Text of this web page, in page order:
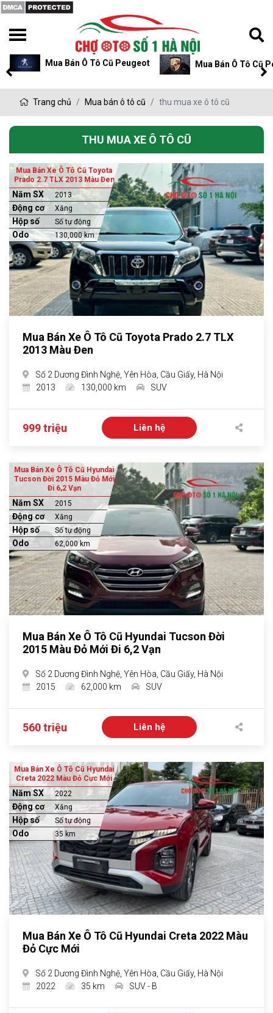
Mua Bán Ô Tô Cũ Peugeot Mua Bán Ô Tô Cũ
Trang chủ Mua bán ô tô cũ thu mua xe ô tô cũ
THU MUA XE Ô TÔ CŨ
Mua Bán Xe Ô Tô Cũ Toyota
Prado 2.7 TLX 2013 Màu Đen
Năm SX 2013
Động cơ Xăng
Hộp số Số tự động
Odo 130,000 km
Mua Bán Xe Ô Tô Cũ Toyota Prado 2.7 TLX
2013 Màu Đen
Số 2 Dương Đình Nghệ, Yên Hòa, Cầu Giấy, Hà Nội
2013
130,000 km SUV
999 triệu Liên hệ
Mua Bán Xe Ô Tô Cũ Hyundai
Tucson Đời 2015 Màu Đỏ Mới
Đi 6,2 Vạn
Năm SX 2015
Động cơ Xăng
Hộp số Số tự động
Odo 62,000 km
Mua Bán Xe Ô Tô Cũ Hyundai Tucson Đời
2015 Màu Đỏ Mới Đi 6,2 Vạn
Số 2 Dương Đình Nghệ, Yên Hòa, Cầu Giấy, Hà Nội
2015
62,000 km SUV
560 triệu Liên hệ
Mua Bán Xe Ô Tô Cũ Hyundai
Creta 2022 Màu Đỏ Cực Mới
Năm SX 2022
Động cơ Xăng
Hộp số Số tự động
Odo 35 km
Mua Bán Xe Ô Tô Cũ Hyundai Creta 2022 Màu
Đỏ Cực Mới
Số 2 Dương Đình Nghệ, Yên Hòa, Cầu Giấy, Hà Nội
2022
35 km SUV - B